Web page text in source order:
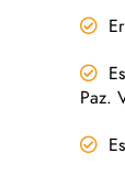
Paz.